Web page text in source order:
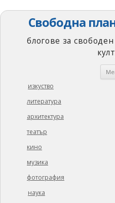
Свободна
блогове за
изкуство
литература
архитектура
театър
кино
музика
фотография
наука